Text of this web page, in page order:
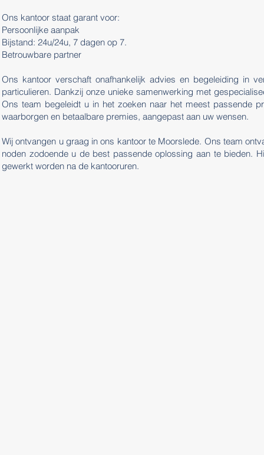
Ons kantoor staat garant voor:
Persoonlijke aanpak
Bijstand: 24u/24u, 7 dagen op 7.
Betrouwbare partner
Ons kantoor verschaft onafhankelijk advies en begeleiding in
particulieren. Dankzij onze unieke samenwerking met
Ons team begeleidt u in het zoeken naar het meest passende
waarborgen en betaalbare premies, aangepast aan uw wensen.
Wij ontvangen u graag in ons kantoor te Moorslede. Ons team
noden zodoende u de best passende oplossing aan te bieden.
gewerkt worden na de kantooruren.